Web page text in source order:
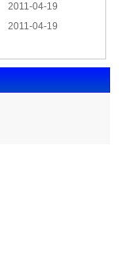
2011-04-19
2011-04-19